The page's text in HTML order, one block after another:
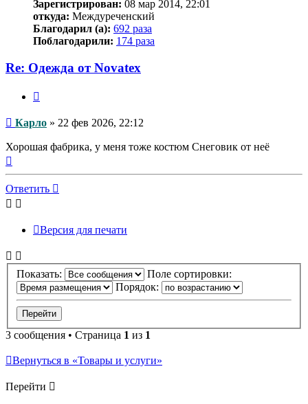
Зарегистрирован: 08 мар 2014, 22:01
откуда: Междуреченский
Благодарил (а): 692 раза
Поблагодарили: 174 раза
Re: Одежда от Novatex
Сообщение
Карло » 22 фев 2026, 22:12
Хорошая фабрика, у меня тоже костюм Снеговик от неё
началу
Ответить
Версия для печати
Показать:
Поле сортировки:
Порядок:
3 сообщения • Страница 1 из 1
Вернуться в «Товары и услуги»
Перейти